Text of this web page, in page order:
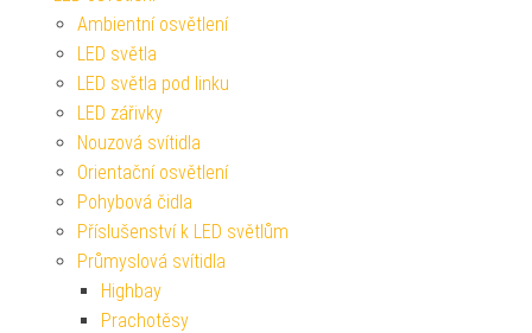
Ambientní osvětlení
LED světla
LED světla pod linku
LED zářivky
Nouzová svítidla
Orientační osvětlení
Pohybová čidla
Příslušenství k LED světlům
Průmyslová svítidla
Highbay
Prachotěsy